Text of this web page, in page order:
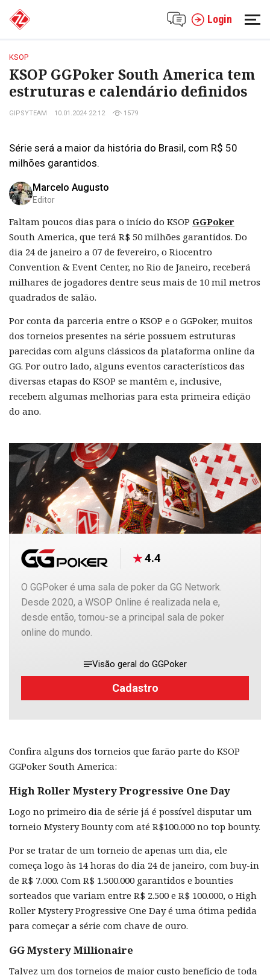
Login
KSOP
KSOP GGPoker South America tem
estruturas e calendário definidos
GIPSYTEAM 10.01.2024 22:12 1579
Série será a maior da história do Brasil, com R$ 50
milhões garantidos.
Marcelo Augusto
Editor
Faltam poucos dias para o início do KSOP GGPoker
South America, que terá R$ 50 milhões garantidos. Do
dia 24 de janeiro a 07 de fevereiro, o Riocentro
Convention & Event Center, no Rio de Janeiro, receberá
milhares de jogadores dentre seus mais de 10 mil metros
quadrados de salão.
Por conta da parceria entre o KSOP e o GGPoker, muitos
dos torneios presentes na série possuem estruturas
parecidas com alguns clássicos da plataforma online da
GG. Por outro lado, alguns eventos característicos das
diversas etapas do KSOP se mantêm e, inclusive,
recebem algumas melhorias para esta primeira edição
do ano.
4.4
O GGPoker é uma sala de poker da GG Network.
Desde 2020, a WSOP Online é realizada nela e,
desde então, tornou-se a principal sala de poker
online do mundo.
Visão geral do GGPoker
Cadastro
Confira alguns dos torneios que farão parte do KSOP
GGPoker South America:
High Roller Mystery Progressive One Day
Logo no primeiro dia de série já é possível disputar um
torneio Mystery Bounty com até R$100.000 no top bounty.
Por se tratar de um torneio de apenas um dia, ele
começa logo às 14 horas do dia 24 de janeiro, com buy-in
de R$ 7.000. Com R$ 1.500.000 garantidos e bounties
sorteados que variam entre R$ 2.500 e R$ 100.000, o High
Roller Mystery Progressive One Day é uma ótima pedida
para começar a série com chave de ouro.
GG Mystery Millionaire
Talvez um dos torneios de maior custo benefício de toda